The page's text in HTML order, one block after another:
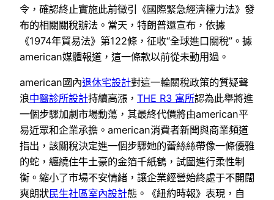
令，確認終止實施此前徵引《國際緊急經濟權力法》發
布的相關關稅辦法。當天，特朗普還宣布，依據
《1974年貿易法》第122條，征收“全球進口關稅”。據
american媒體報道，這一條款以前從未動用過。
american國內退休宅設計對這一輪關稅政策的質疑聲
浪中醫診所設計持續高漲， THE R3 寓所認為此舉將進
一個步驟加劇市場動蕩，其最終代價將由american平
易近眾和企業承擔。american消費者新聞與商業頻道
指出，該關稅決定進一個步驟她的蕾絲絲帶像一條優雅
的蛇，纏繞住牛土豪的金箔千紙鶴，試圖進行柔性制
衡。縮小了市場不安情緒，讓企業經營始終處于不開闊
爽朗狀民生社區室內設計態。《紐約時報》表現，自